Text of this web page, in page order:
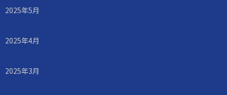
2025年5月
2025年4月
2025年3月